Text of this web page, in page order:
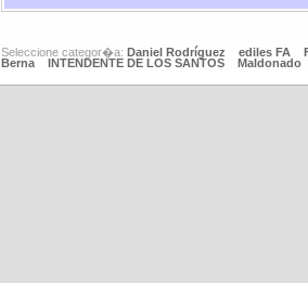
Seleccione categor�a: Daniel Rodríguez ediles FA
Berna
INTENDENTE DE LOS SANTOS Maldonado